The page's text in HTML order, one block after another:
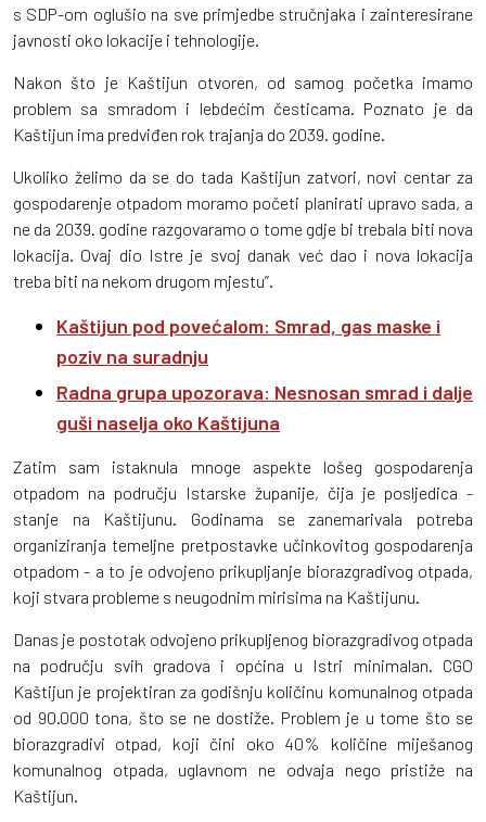
s SDP-om oglušio na sve primjedbe stručnjaka i zainteresirane
javnosti oko lokacije i tehnologije.
Nakon što je Kaštijun otvoren, od samog početka imamo
problem sa smradom i lebdećim česticama. Poznato je da
Kaštijun ima predviđen rok trajanja do 2039. godine.
Ukoliko želimo da se do tada Kaštijun zatvori, novi centar za
gospodarenje otpadom moramo početi planirati upravo sada, a
ne da 2039. godine razgovaramo o tome gdje bi trebala biti nova
lokacija. Ovaj dio Istre je svoj danak već dao i nova lokacija
treba biti na nekom drugom mjestu”.
Kaštijun pod povećalom: Smrad, gas maske i
poziv na suradnju
Radna grupa upozorava: Nesnosan smrad i dalje
guši naselja oko Kaštijuna
Zatim sam istaknula mnoge aspekte lošeg gospodarenja
otpadom na području Istarske županije, čija je posljedica -
stanje na Kaštijunu. Godinama se zanemarivala potreba
organiziranja temeljne pretpostavke učinkovitog gospodarenja
otpadom - a to je odvojeno prikupljanje biorazgradivog otpada,
koji stvara probleme s neugodnim mirisima na Kaštijunu.
Danas je postotak odvojeno prikupljenog biorazgradivog otpada
na području svih gradova i općina u Istri minimalan. CGO
Kaštijun je projektiran za godišnju količinu komunalnog otpada
od 90.000 tona, što se ne dostiže. Problem je u tome što se
biorazgradivi otpad, koji čini oko 40% količine miješanog
komunalnog otpada, uglavnom ne odvaja nego pristiže na
Kaštijun.